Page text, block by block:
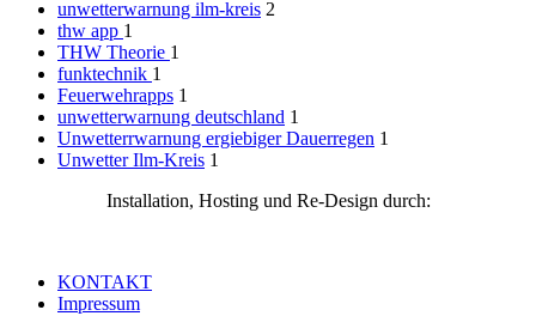
unwetterwarnung ilm-kreis 2
thw app 1
THW Theorie 1
funktechnik 1
Feuerwehrapps 1
unwetterwarnung deutschland 1
Unwetterrwarnung ergiebiger Dauerregen 1
Unwetter Ilm-Kreis 1
Installation, Hosting und Re-Design durch:
KONTAKT
Impressum